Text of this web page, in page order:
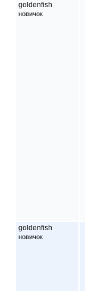
goldenfish
новичок
goldenfish
новичок